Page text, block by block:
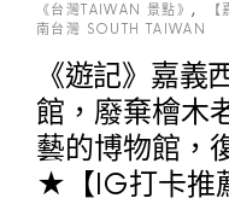
《台灣TAIWAN 景點》
南台灣 SOUTH TAIWAN
《遊記》嘉義
館，廢棄檜木
藝的博物館，
★【IG打卡推